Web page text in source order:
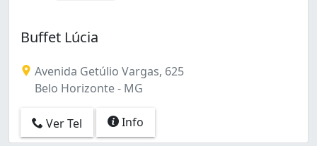
Buffet Lúcia
Avenida Getúlio Vargas, 625
Belo Horizonte - MG
Ver Tel Info